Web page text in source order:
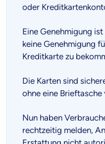
oder
Eine Genehmigung
keine Genehmigung
Kreditkarte zu
Die Karten sind
ohne eine
Nun haben
rechtzeitig melden,